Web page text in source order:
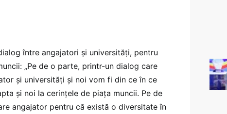
între angajatori și universități, pentru
„Pe de o parte, printr-un dialog care
și universități și noi vom fi din ce în ce
și noi la cerințele de piața muncii. Pe de
angajator pentru că există o diversitate în